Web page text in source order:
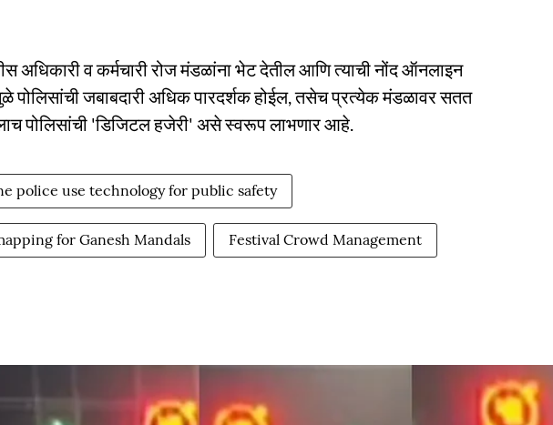
अधिकारी व कर्मचारी रोज मंडळांना भेट देतील आणि त्याची नोंद ऑनलाइन
पोलिसांची जबाबदारी अधिक पारदर्शक होईल, तसेच प्रत्येक मंडळावर सतत
पोलिसांची 'डिजिटल हजेरी' असे स्वरूप लाभणार आहे.
police use technology for public safety
for Ganesh Mandals Festival Crowd Management